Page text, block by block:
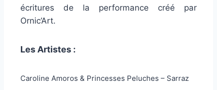
écritures de la performance créé par
Ornic’Art.
Les Artistes :
Caroline Amoros & Princesses Peluches – Sarraz